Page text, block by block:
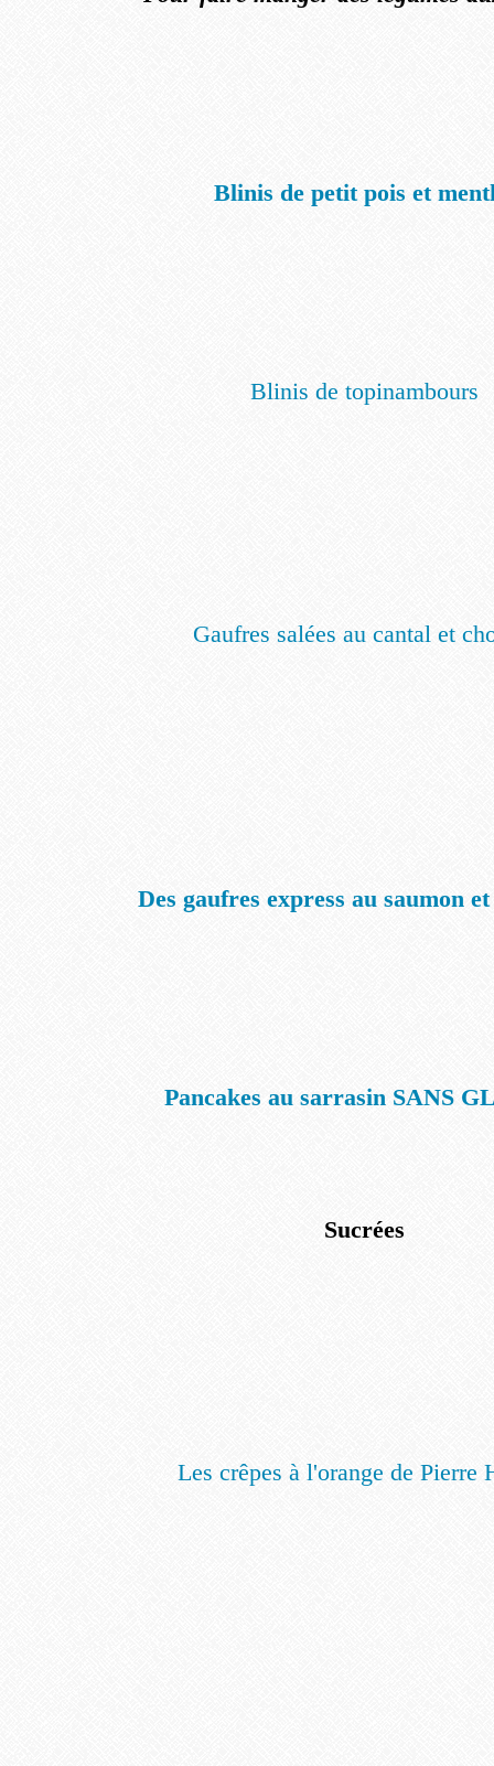
Blinis de petit pois et
Blinis de topinambours
Gaufres salées au cantal et
Des gaufres express au saumon
Pancakes au sarrasin SANS
Sucrées
Les crêpes à l'orange de Pierre